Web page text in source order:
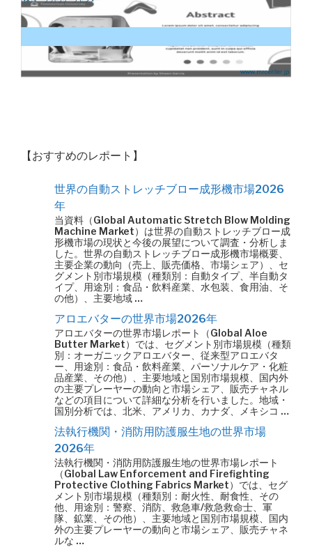
【おすすめのレポート】
世界の自動ストレッチブロー成形機市場2026
年
当資料（Global Automatic Stretch Blow Molding
Machine Market）は世界の自動ストレッチブロー成
形機市場の現状と今後の展望について調査・分析しま
した。世界の自動ストレッチブロー成形機市場概要、
主要企業の動向（売上、販売価格、市場シェア）、セ
グメント別市場規模（種類別：自動タイプ、半自動タ
イプ、用途別：食品・飲料産業、水包装、食用油、そ
の他）、主要地域 …
アロエバターの世界市場2026年
アロエバターの世界市場レポート（Global Aloe
Butter Market）では、セグメント別市場規模（種類
別：オーガニックアロエバター、従来型アロエバタ
ー、用途別：食品・飲料産業、パーソナルケア・化粧
品産業、その他）、主要地域と国別市場規模、国内外
の主要プレーヤーの動向と市場シェア、販売チャネル
などの項目について詳細な分析を行いました。地域・
国別分析では、北米、アメリカ、カナダ、メキシコ …
法執行機関・消防用防護服生地の世界市場
2026年
法執行機関・消防用防護服生地の世界市場レポート
（Global Law Enforcement and Firefighting
Protective Clothing Fabrics Market）では、セグ
メント別市場規模（種類別：耐火性、耐食性、その
他、用途別：警察、消防、救急車/救急救命士、軍
隊、鉱業、その他）、主要地域と国別市場規模、国内
外の主要プレーヤーの動向と市場シェア、販売チャネ
ルな …